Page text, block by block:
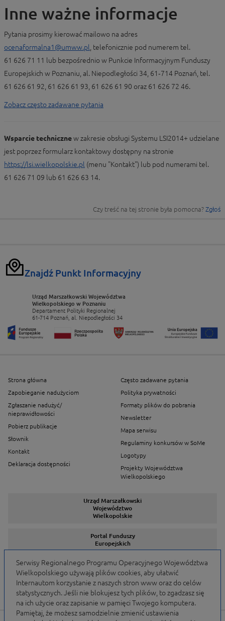
Inne ważne informacje
Pytania prosimy kierować mailowo na adres
ocenaformalna1@umww.pl , telefonicznie pod numerem tel.
61 626 71 11 lub bezpośrednio w Punkcie Informacyjnym Funduszy
Europejskich w Poznaniu, al. Niepodległości 34, 61‑714 Poznań, tel.
61 626 61 92, 61 626 61 93, 61 626 61 90 oraz 61 626 72 46.
Zobacz często zadawane pytania
Wsparcie technicznew zakresie obsługi Systemu LSI2014+ udzielane
jest poprzez formularz kontaktowy dostępny na stronie
https://lsi.wielkopolskie.pl (menu "Kontakt") lub pod numerami tel.
61 626 71 09 lub 61 626 63 14.
Czy treść na tej stronie była pomocna? Zgłoś
Znajdź Punkt Informacyjny
Urząd Marszałkowski Województwa
Wielkopolskiego w Poznaniu
Departament Polityki Regionalnej
61-714 Poznań, al. Niepodległości 34
Strona główna
Zapobieganie nadużyciom
Zgłaszanie nadużyć/
nieprawidłowości
Pobierz publikacje
Słownik
Kontakt
Deklaracja dostępności
Często zadawane pytania
Polityka prywatności
Formaty plików do pobrania
Newsletter
Mapa serwisu
Regulaminy konkursów w SoMe
Logotypy
Projekty Województwa
Wielkopolskiego
Urząd Marszałkowski
Województwo
Wielkopolskie
Portal Funduszy
Europejskich
Serwisy Programów
Serwisy Regionalnego Programu Operacyjnego Województwa
Wielkopolskiego używają plików cookies, aby ułatwić
Internautom korzystanie z naszych stron www oraz do celów
statystycznych. Jeśli nie blokujesz tych plików, to zgadzasz się
na ich użycie oraz zapisanie w pamięci Twojego komputera.
Pamiętaj, że możesz samodzielnie zmienić ustawienia